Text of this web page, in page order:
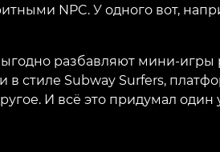
NPC. У одного вот,
разбавляют мини-игры
в стиле Subway Surfers,
И всё это придумал один